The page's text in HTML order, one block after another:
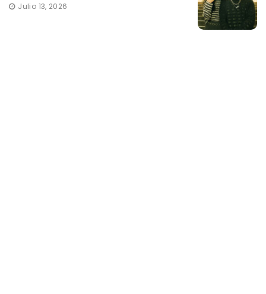
Julio 13, 2026